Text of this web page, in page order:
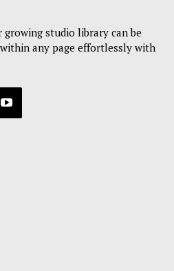
studio library can be
any page effortlessly with